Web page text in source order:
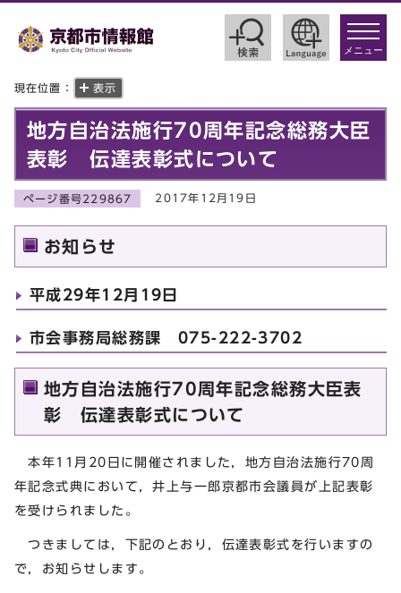
toggle
メニュー
現在位置： 表示
地方自治法施行70周年記念総務大臣
表彰 伝達表彰式について
ページ番号229867 2017年12月19日
お知らせ
平成29年12月19日
市会事務局総務課 075-222-3702
地方自治法施行70周年記念総務大臣表
彰 伝達表彰式について
本年11月20日に開催されました，地方自治法施行70周
年記念式典において，井上与一郎京都市会議員が上記表彰
を受けられました。
つきましては，下記のとおり，伝達表彰式を行いますの
で，お知らせします。